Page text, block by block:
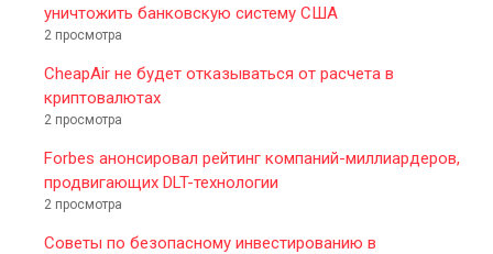
уничтожить банковскую систему США
2 просмотра
CheapAir не будет отказываться от расчета в
криптовалютах
2 просмотра
Forbes анонсировал рейтинг компаний-миллиардеров,
продвигающих DLT-технологии
2 просмотра
Советы по безопасному инвестированию в